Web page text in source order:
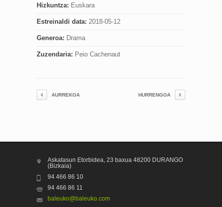
Hizkuntza: Euskara
Estreinaldi data: 2018-05-12
Generoa: Drama
Zuzendaria: Peio Cachenaut
AURREKOA HURRENGOA
Askatasun Etorbidea, 23 baxua 48200 DURANGO
(Bizkaia)
94 466 86 10
94 466 86 11
baleuko@baleuko.com